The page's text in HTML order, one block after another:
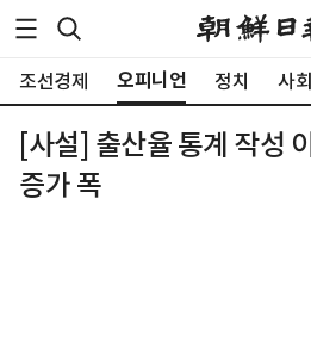
조선경제 오피니언 정치 사회
[사설] 출산율 통계 작성
증가 폭